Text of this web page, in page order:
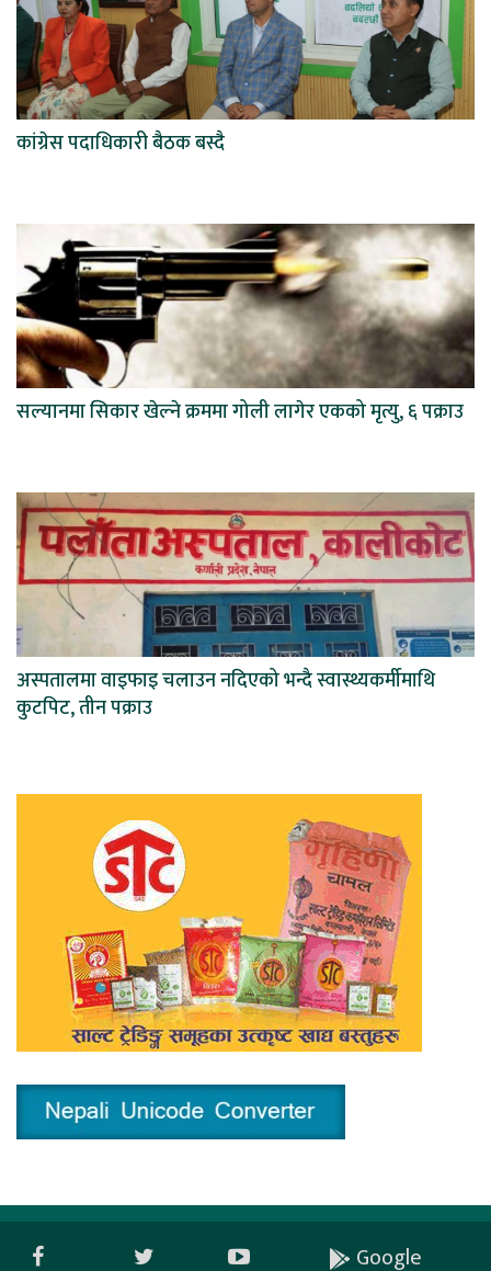
कांग्रेस पदाधिकारी बैठक बस्दै
सल्यानमा सिकार खेल्ने क्रममा गोली लागेर एकको मृत्यु, ६ पक्राउ
अस्पतालमा वाइफाइ चलाउन नदिएको भन्दै स्वास्थ्यकर्मीमाथि
कुटपिट, तीन पक्राउ
Google